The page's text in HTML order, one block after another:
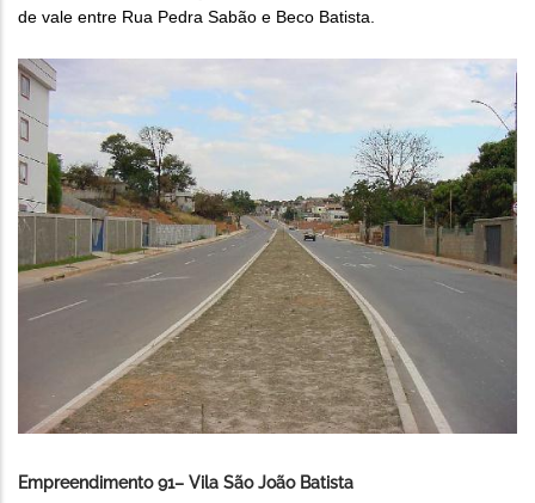
de vale entre Rua Pedra Sabão e Beco Batista.
Empreendimento 91– Vila São João Batista